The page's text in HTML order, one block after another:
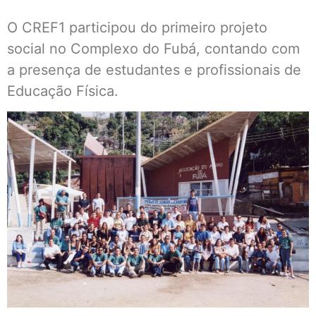
O CREF1 participou do primeiro projeto
social no Complexo do Fubá, contando com
a presença de estudantes e profissionais de
Educação Física.